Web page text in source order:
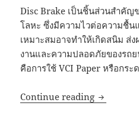
Disc Brake เป็นชิ้นส่วนสำคัญ
โลหะ ซึ่งมีความไวต่อความชื้น
เหมาะสมอาจทำให้เกิดสนิม ส่
งานและความปลอดภัยของรถ
คือการใช้ VCI Paper หรือกร
Continue reading